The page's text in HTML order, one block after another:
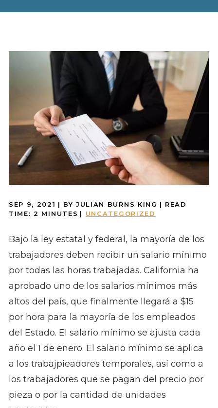
SEP 9, 2021 | BY JULIAN BURNS KING | READ
TIME: 2 MINUTES | UNCATEGORIZED
Bajo la ley estatal y federal, la mayoría de los
trabajadores deben recibir un salario mínimo
por todas las horas trabajadas. California ha
aprobado uno de los salarios mínimos más
altos del país, que finalmente llegará a $15
por hora para la mayoría de los empleados
del Estado. El salario mínimo se ajusta cada
año el 1 de enero. El salario mínimo se aplica
a los trabajpieadores temporales, así como a
los trabajadores que se pagan del precio por
pieza o por la cantidad de unidades